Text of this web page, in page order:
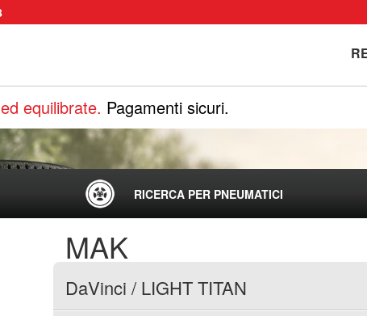
equilibrate. Pagamenti sicuri.
RICERCA PER PNEUMATICI
MAK
DaVinci / LIGHT TITAN